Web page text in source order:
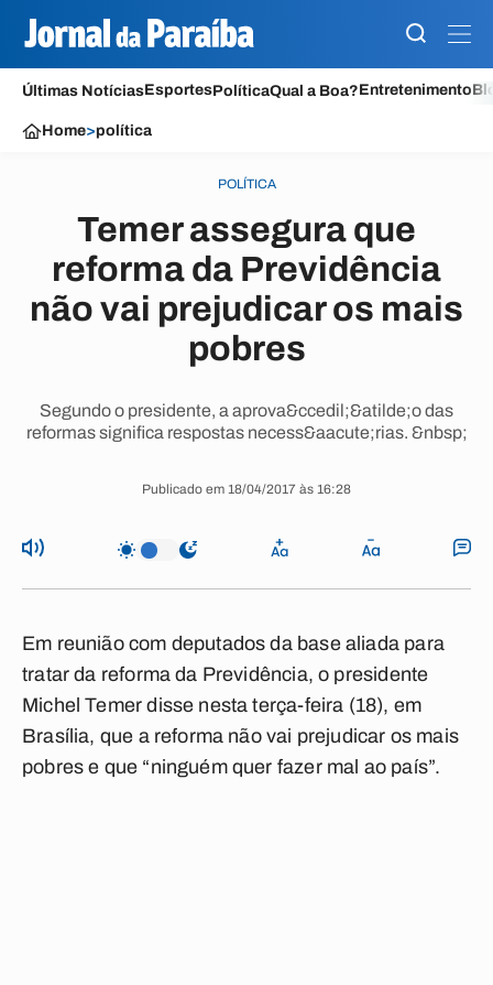
Últimas NotíciasEsportesPolíticaQual a Boa?Entretenimento
Home>política
POLÍTICA
Temer assegura que
reforma da Previdência
não vai prejudicar os mais
pobres
Segundo o presidente, a aprova&ccedil;&atilde;o das
reformas significa respostas necess&aacute;rias. &nbsp;
Publicado em 18/04/2017 às 16:28
Em reunião com deputados da base aliada para
tratar da reforma da Previdência, o presidente
Michel Temer disse nesta terça-feira (18), em
Brasília, que a reforma não vai prejudicar os mais
pobres e que “ninguém quer fazer mal ao país”.